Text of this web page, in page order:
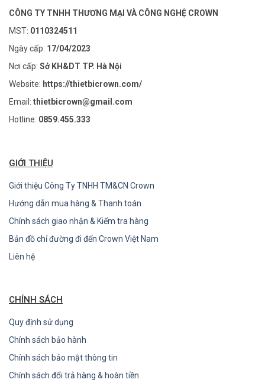
CÔNG TY TNHH THƯƠNG MẠI VÀ CÔNG NGHỆ CROWN
MST: 0110324511
Ngày cấp: 17/04/2023
Nơi cấp: Sở KH&DT TP. Hà Nội
Website: https://thietbicrown.com/
Email: thietbicrown@gmail.com
Hotline: 0859.455.333
GIỚI THIỆU
Giới thiệu Công Ty TNHH TM&CN Crown
Hướng dẫn mua hàng & Thanh toán
Chính sách giao nhận & Kiểm tra hàng
Bản đồ chỉ đường đi đến Crown Việt Nam
Liên hệ
CHÍNH SÁCH
Quy định sử dụng
Chính sách bảo hành
Chính sách bảo mật thông tin
Chính sách đổi trả hàng & hoàn tiền